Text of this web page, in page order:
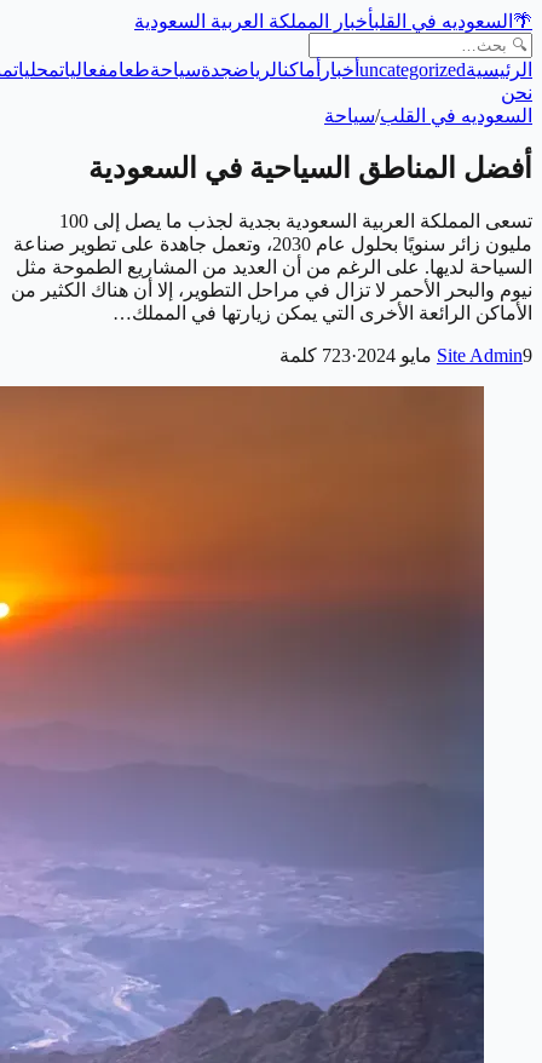
🌴 السعوديه في القلبأخبار المملكة العربية السعودية
الرئيسيةuncategorized أخبار أماكنالرياضجدةسياحةطعامفعالياتمحليات
نحن
السعوديه في القلب/سياحة
أفضل المناطق السياحية في السعودية
تسعى المملكة العربية السعودية بجدية لجذب ما يصل إلى 100
مليون زائر سنويًا بحلول عام 2030، وتعمل جاهدة على تطوير صناعة
السياحة لديها. على الرغم من أن العديد من المشاريع الطموحة مثل
نيوم والبحر الأحمر لا تزال في مراحل التطوير، إلا أن هناك الكثير من
الأماكن الرائعة الأخرى التي يمكن زيارتها في المملك…
Site Admin9 مايو 2024 ·
723 كلمة